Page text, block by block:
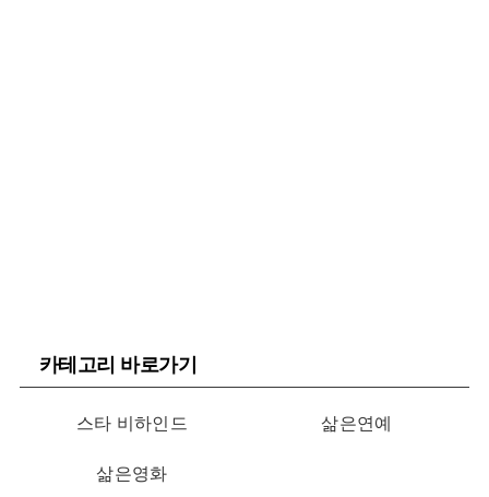
카테고리 바로가기
스타 비하인드 삶은연예
삶은영화